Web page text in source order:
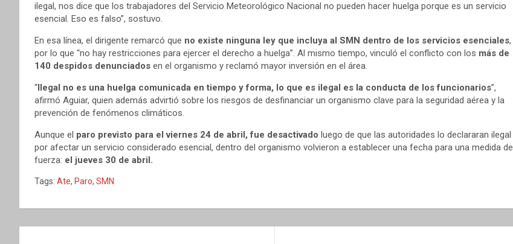
ilegal, nos dice que los trabajadores del Servicio Meteorológico Nacional no pueden hacer huelga porque es un servicio
esencial. Eso es falso”, sostuvo.
En esa línea, el dirigente remarcó que no existe ninguna ley que incluya al SMN dentro de los servicios esenciales,
por lo que “no hay restricciones para ejercer el derecho a huelga”. Al mismo tiempo, vinculó el conflicto con los más de
140 despidos denunciados en el organismo y reclamó mayor inversión en el área.
“Ilegal no es una huelga comunicada en tiempo y forma, lo que es ilegal es la conducta de los funcionarios”,
afirmó Aguiar, quien además advirtió sobre los riesgos de desfinanciar un organismo clave para la seguridad aérea y la
prevención de fenómenos climáticos.
Aunque el paro previsto para el viernes 24 de abril, fue desactivado luego de que las autoridades lo declararan ilegal
por afectar un servicio considerado esencial, dentro del organismo volvieron a establecer una fecha para una medida de
fuerza: el jueves 30 de abril.
Tags: Ate, Paro, SMN